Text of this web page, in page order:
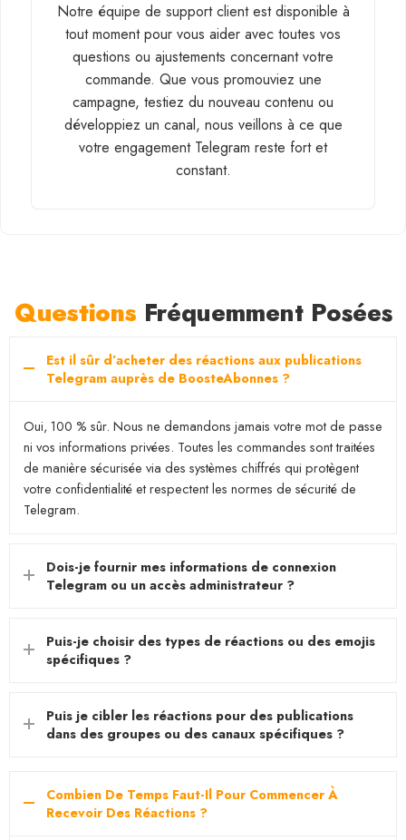
Notre équipe de support client est disponible à
tout moment pour vous aider avec toutes vos
questions ou ajustements concernant votre
commande. Que vous promouviez une
campagne, testiez du nouveau contenu ou
développiez un canal, nous veillons à ce que
votre engagement Telegram reste fort et
constant.
Questions Fréquemment Posées
Est il sûr d’acheter des réactions aux publications
Telegram auprès de BoosteAbonnes ?
Oui, 100 % sûr. Nous ne demandons jamais votre mot de passe
ni vos informations privées. Toutes les commandes sont traitées
de manière sécurisée via des systèmes chiffrés qui protègent
votre confidentialité et respectent les normes de sécurité de
Telegram.
Dois-je fournir mes informations de connexion
Telegram ou un accès administrateur ?
Puis-je choisir des types de réactions ou des emojis
spécifiques ?
Puis je cibler les réactions pour des publications
dans des groupes ou des canaux spécifiques ?
Combien De Temps Faut-Il Pour Commencer À
Recevoir Des Réactions ?